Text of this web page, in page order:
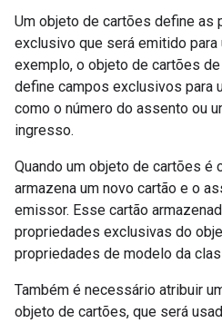
Um objeto de cartões define as
exclusivo que será emitido
exemplo, o objeto de cartões
define campos exclusivos para
como o número do assento ou
ingresso.
Quando um objeto de cartões é
armazena um novo cartão e o
emissor. Esse cartão
propriedades exclusivas do
propriedades de modelo da
Também é necessário atribuir
objeto de cartões, que será